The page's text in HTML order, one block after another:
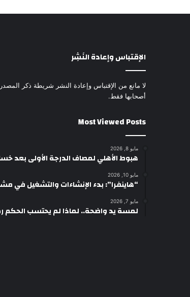
الإقتباس وإعادة النَشِر
لا مانع من الإقتباس وإعادة النشر شريطة ذكر
أصحابها فقط.
Most Viewed Posts
مايو 8, 2026
هبوط الأهلي لمصاف الدرجة الأولى بعد
مايو 10, 2026
“هاينفرا”: بدء الإنشاءات والتشغيل في
مايو 7, 2026
لمسة يد واضحة.. لماذا لم يحتسب الحكم